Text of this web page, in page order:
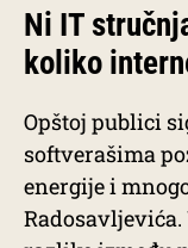
Ni IT
koliko
Opštoj publici
softverašima
energije i